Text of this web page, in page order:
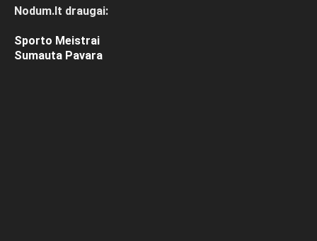
Nodum.lt draugai:
Sporto Meistrai
Sumauta Pavara